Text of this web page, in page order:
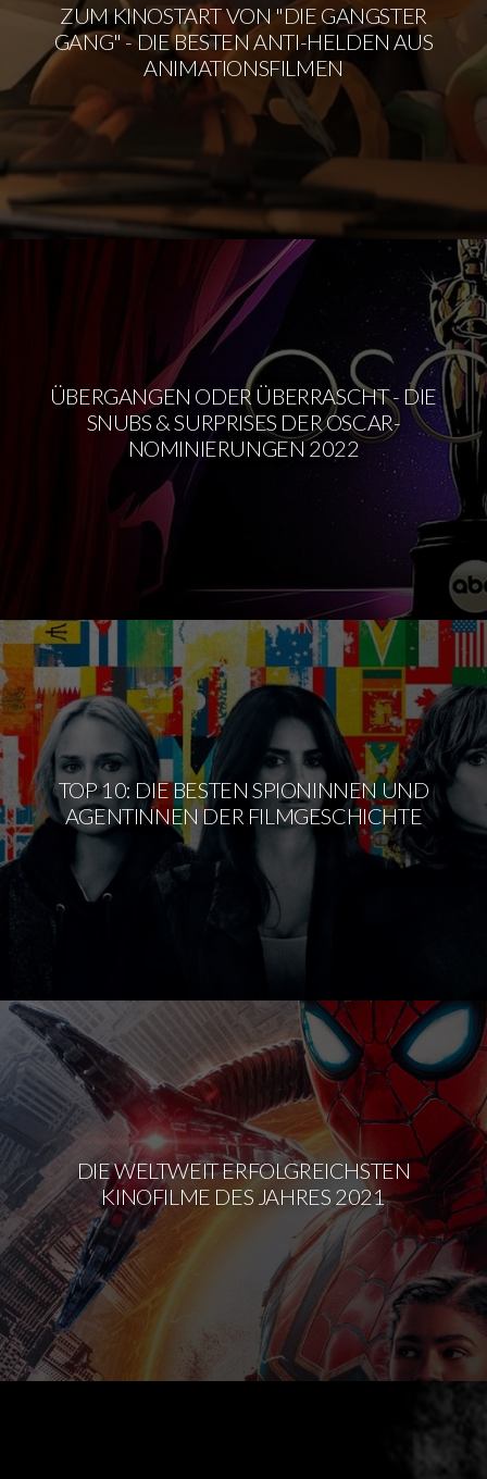
ZUM KINOSTART VON "DIE GANGSTER
GANG" - DIE BESTEN ANTI-HELDEN AUS
ANIMATIONSFILMEN
ÜBERGANGEN ODER ÜBERRASCHT - DIE
SNUBS & SURPRISES DER OSCAR-
NOMINIERUNGEN 2022
TOP 10: DIE BESTEN SPIONINNEN UND
AGENTINNEN DER FILMGESCHICHTE
DIE WELTWEIT ERFOLGREICHSTEN
KINOFILME DES JAHRES 2021